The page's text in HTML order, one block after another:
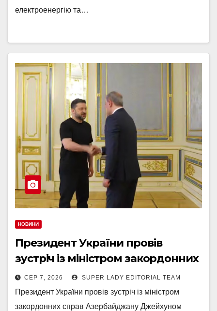
електроенергію та…
НОВИНИ
Президент України провів
зустріч із міністром закордонних
справ Азербайджану
Джейхуном Байрамовим
СЕР 7, 2026 SUPER LADY EDITORIAL TEAM
Президент України провів зустріч із міністром
закордонних справ Азербайджану Джейхуном